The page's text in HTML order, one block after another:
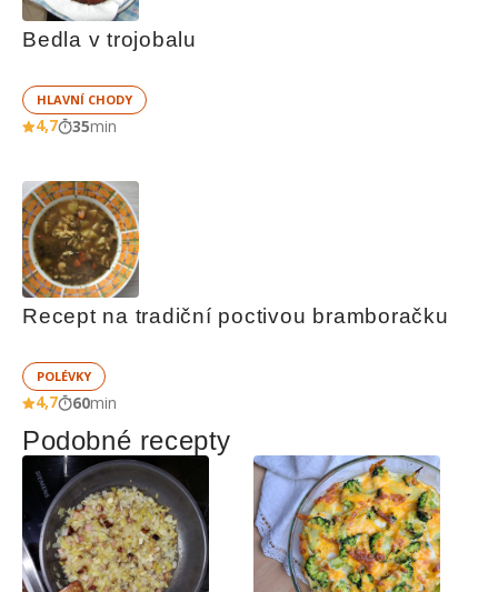
Bedla v trojobalu
HLAVNÍ CHODY
4,7 35min
Recept na tradiční poctivou bramboračku
POLÉVKY
4,7 60min
Podobné recepty